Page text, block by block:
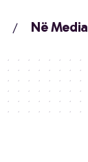
Në Media